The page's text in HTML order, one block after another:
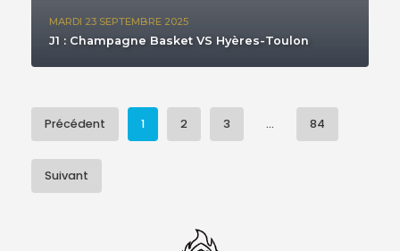
MARDI 23 SEPTEMBRE 2025
J1 : Champagne Basket VS Hyères-Toulon
Précédent 1 2 3 ... 84
Suivant